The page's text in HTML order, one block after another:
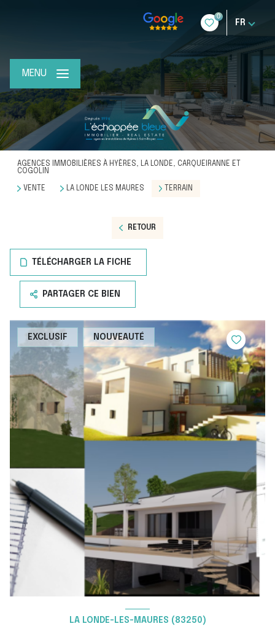
0
FR
MENU
AGENCES IMMOBILIÈRES À HYÈRES, LA LONDE, CARQUEIRANNE ET
COGOLIN
VENTE LA LONDE LES MAURES TERRAIN
RETOUR
TÉLÉCHARGER LA FICHE
PARTAGER CE BIEN
EXCLUSIF NOUVEAUTÉ
LA LONDE-LES-MAURES (83250)